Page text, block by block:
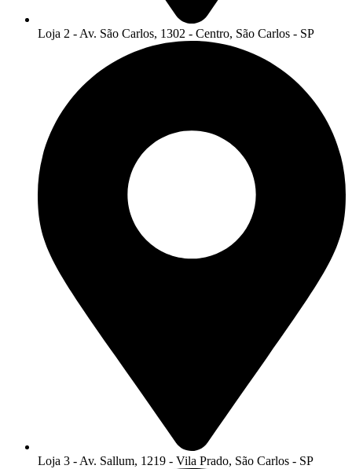
Loja 2 - Av. São Carlos, 1302 - Centro, São Carlos - SP
Loja 3 - Av. Sallum, 1219 - Vila Prado, São Carlos - SP